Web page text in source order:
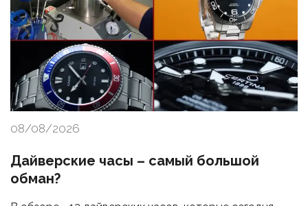
08/08/2026
Дайверские часы – самый большой
обман?